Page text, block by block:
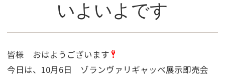
いよいよです
皆様 おはようございます
今日は、10月6日 ゾランヴァリギャッベ展示即売会